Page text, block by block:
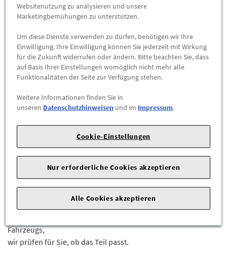
Abholung
Abholbar andiesen Standorten
-
ZUM WARENKORB HINZUFÜGEN
Tel: +49711170 | E-Mail:
dialog.mb@mercedes-benz.com
https://www.mercedes-benz.com
Sie sind sich nicht sicher, ob das Ersatzteil bei Ihrem Fahrzeug
Fahrzeugs,
wir prüfen für Sie, ob das Teil passt.
Websitenutzung zu analysieren und unsere
Marketingbemühungen zu unterstützen.
Um diese Dienste verwenden zu dürfen, benötigen wir Ihre
Einwilligung. Ihre Einwilligung können Sie jederzeit mit Wirkung
für die Zukunft widerrufen oder ändern. Bitte beachten Sie, dass
auf Basis Ihrer Einstellungen womöglich nicht mehr alle
Funktionalitäten der Seite zur Verfügung stehen.
Weitere Informationen finden Sie in
unseren Datenschutzhinweisen und im Impressum.
Cookie-Einstellungen
Nur erforderliche Cookies akzeptieren
Alle Cookies akzeptieren